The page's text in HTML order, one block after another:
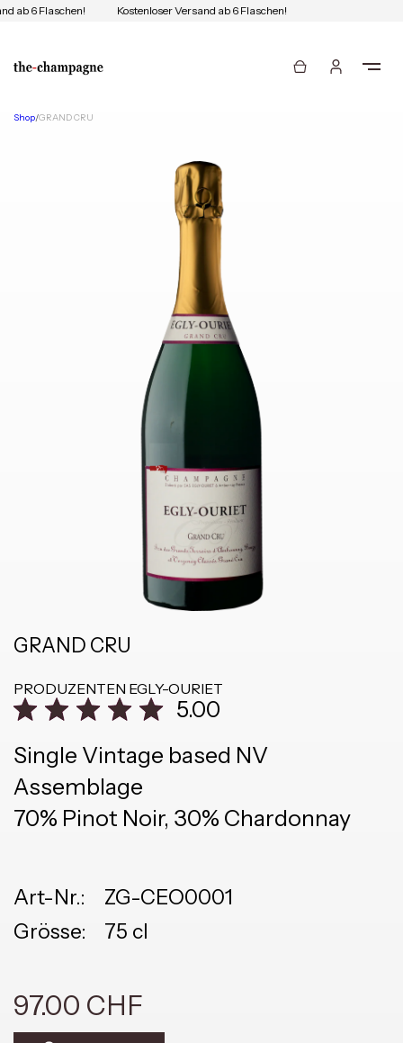
ab 6 Flaschen! Kostenloser Versand ab 6 Flaschen!
Shop/GRAND CRU
GRAND CRU
PRODUZENTEN EGLY-OURIET
5.00
Single Vintage based NV
Assemblage
70% Pinot Noir, 30% Chardonnay
Art-Nr.:
ZG-CEO0001
Grösse:
75 cl
97.00 CHF